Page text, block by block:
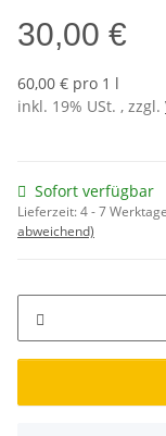
30,00 €
60,00 € pro 1 l
inkl. 19% USt. , zzgl.
Sofort verfügbar
Lieferzeit:4 - 7 Werktage
abweichend)